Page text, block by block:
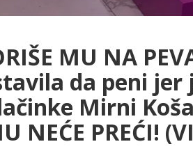
MU NA
da peni jer
Mirni
NEĆE PREĆI!